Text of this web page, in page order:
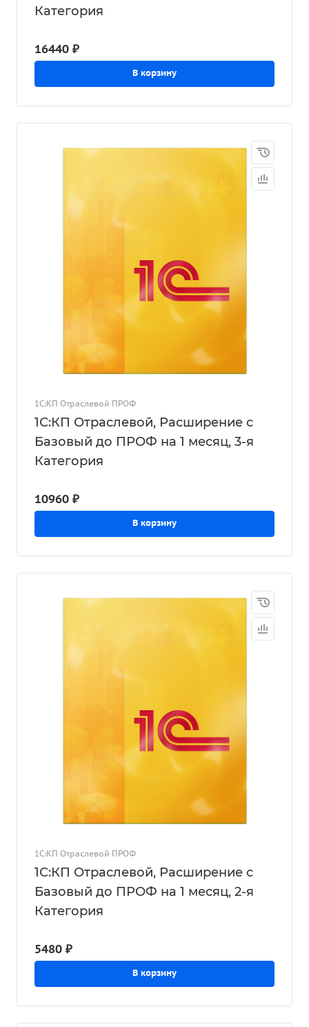
Категория
16440 ₽
В корзину
1С:КП Отраслевой ПРОФ
1С:КП Отраслевой, Расширение с
Базовый до ПРОФ на 1 месяц, 3-я
Категория
10960 ₽
В корзину
1С:КП Отраслевой ПРОФ
1С:КП Отраслевой, Расширение с
Базовый до ПРОФ на 1 месяц, 2-я
Категория
5480 ₽
В корзину